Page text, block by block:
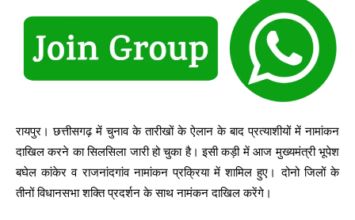
रायपुर। छत्तीसगढ़ में चुनाव के तारीखों के ऐलान के बाद प्रत्याशीयों में नामांकन
दाखिल करने का सिलसिला जारी हो चुका है। इसी कड़ी में आज मुख्यमंत्री भूपेश
बघेल कांकेर व राजनांदगांव नामांकन प्रक्रिया में शामिल हुए। दोनो जिलों के
तीनों विधानसभा शक्ति प्रदर्शन के साथ नामंकन दाखिल करेंगे।